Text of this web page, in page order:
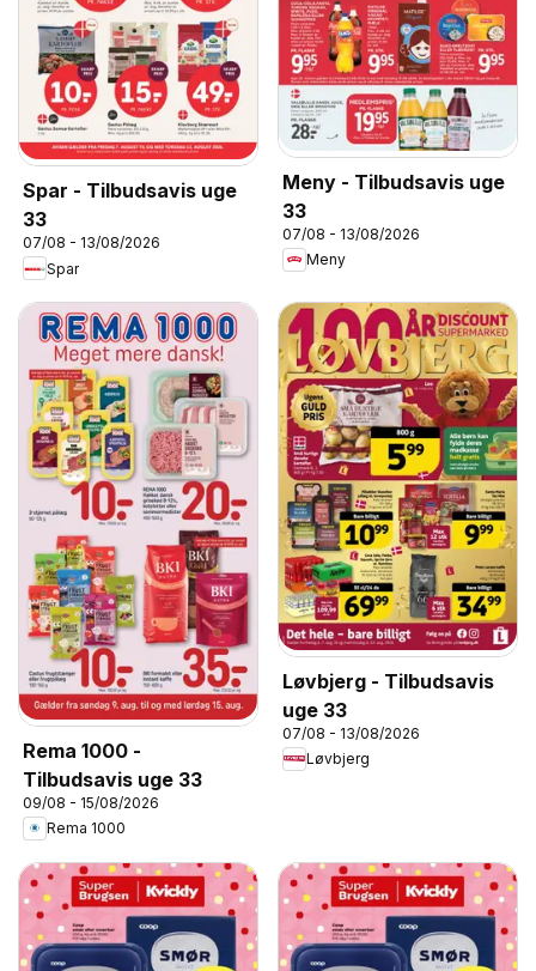
Spar - Tilbudsavis uge
33
07/08 - 13/08/2026
Spar
Meny - Tilbudsavis uge
33
07/08 - 13/08/2026
Meny
Rema 1000 -
Tilbudsavis uge 33
09/08 - 15/08/2026
Rema 1000
Løvbjerg - Tilbudsavis
uge 33
07/08 - 13/08/2026
Løvbjerg